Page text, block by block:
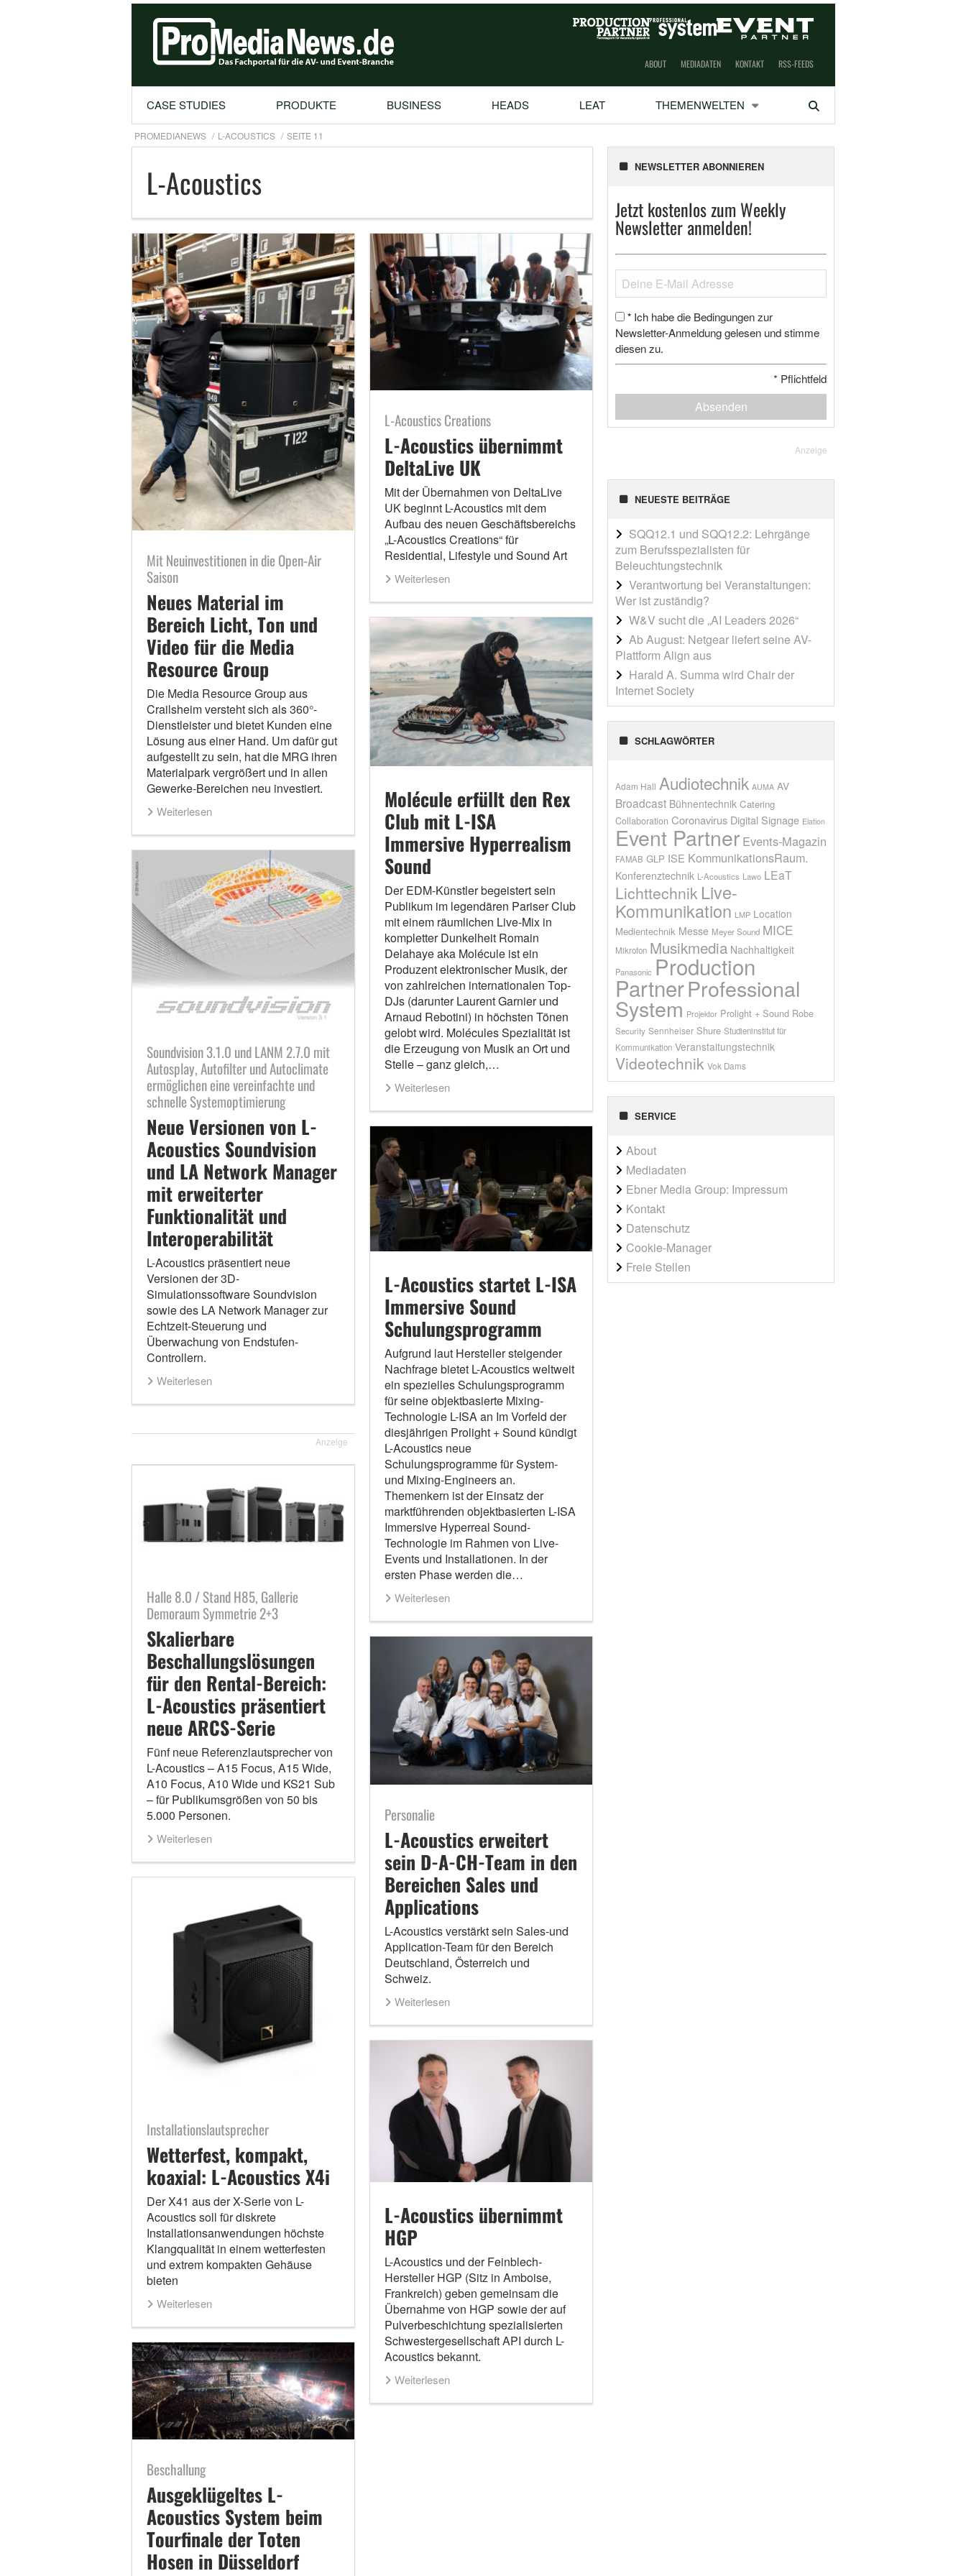
ABOUT MEDIADATEN KONTAKT RSS-FEEDS
CASE STUDIES PRODUKTE BUSINESS HEADS LEAT THEMENWELTEN Suchen
PROMEDIANEWS L-ACOUSTICS SEITE 11
L-Acoustics
Mit Neuinvestitionen in die Open-Air
Saison
Neues Material im
Bereich Licht, Ton und
Video für die Media
Resource Group
Die Media Resource Group aus
Crailsheim versteht sich als 360°-
Dienstleister und bietet Kunden eine
Lösung aus einer Hand. Um dafür gut
aufgestellt zu sein, hat die MRG ihren
Materialpark vergrößert und in allen
Gewerke-Bereichen neu investiert.
Weiterlesen
Soundvision 3.1.0 und LANM 2.7.0 mit
Autosplay, Autofilter und Autoclimate
ermöglichen eine vereinfachte und
schnelle Systemoptimierung
Neue Versionen von L-
Acoustics Soundvision
und LA Network Manager
mit erweiterter
Funktionalität und
Interoperabilität
L-Acoustics präsentiert neue
Versionen der 3D-
Simulationssoftware Soundvision
sowie des LA Network Manager zur
Echtzeit-Steuerung und
Überwachung von Endstufen-
Controllern.
Weiterlesen
L-Acoustics Creations
L-Acoustics übernimmt
DeltaLive UK
Mit der Übernahmen von DeltaLive
UK beginnt L-Acoustics mit dem
Aufbau des neuen Geschäftsbereichs
„L-Acoustics Creations“ für
Residential, Lifestyle und Sound Art
Weiterlesen
Anzeige
Molécule erfüllt den Rex
Club mit L-ISA
Immersive Hyperrealism
Sound
Der EDM-Künstler begeistert sein
Publikum im legendären Pariser Club
mit einem räumlichen Live-Mix in
kompletter Dunkelheit Romain
Delahaye aka Molécule ist ein
Produzent elektronischer Musik, der
von zahlreichen internationalen Top-
DJs (darunter Laurent Garnier und
Arnaud Rebotini) in höchsten Tönen
gelobt wird. Molécules Spezialität ist
die Erzeugung von Musik an Ort und
Stelle – ganz gleich,…
Weiterlesen
Halle 8.0 / Stand H85, Gallerie
Demoraum Symmetrie 2+3
Skalierbare
Beschallungslösungen
für den Rental-Bereich:
L-Acoustics präsentiert
neue ARCS-Serie
Fünf neue Referenzlautsprecher von
L-Acoustics – A15 Focus, A15 Wide,
A10 Focus, A10 Wide und KS21 Sub
– für Publikumsgrößen von 50 bis
5.000 Personen.
Weiterlesen
L-Acoustics startet L-ISA
Immersive Sound
Schulungsprogramm
Aufgrund laut Hersteller steigender
Nachfrage bietet L-Acoustics weltweit
ein spezielles Schulungsprogramm
für seine objektbasierte Mixing-
Technologie L-ISA an Im Vorfeld der
diesjährigen Prolight + Sound kündigt
L-Acoustics neue
Schulungsprogramme für System-
und Mixing-Engineers an.
Themenkern ist der Einsatz der
marktführenden objektbasierten L-ISA
Immersive Hyperreal Sound-
Technologie im Rahmen von Live-
Events und Installationen. In der
ersten Phase werden die…
Weiterlesen
Installationslautsprecher
Wetterfest, kompakt,
koaxial: L-Acoustics X4i
Der X41 aus der X-Serie von L-
Acoustics soll für diskrete
Installationsanwendungen höchste
Klangqualität in einem wetterfesten
und extrem kompakten Gehäuse
bieten
Weiterlesen
Personalie
L-Acoustics erweitert
sein D-A-CH-Team in den
Bereichen Sales und
Applications
L-Acoustics verstärkt sein Sales-und
Application-Team für den Bereich
Deutschland, Österreich und
Schweiz.
Weiterlesen
Beschallung
Ausgeklügeltes L-
Acoustics System beim
Tourfinale der Toten
Hosen in Düsseldorf
L-Acoustics übernimmt
HGP
L-Acoustics und der Feinblech-
Hersteller HGP (Sitz in Amboise,
Frankreich) geben gemeinsam die
Übernahme von HGP sowie der auf
Pulverbeschichtung spezialisierten
Schwestergesellschaft API durch L-
Acoustics bekannt.
Weiterlesen
NEWSLETTER ABONNIEREN
Jetzt kostenlos zum Weekly
Newsletter anmelden!
* Ich habe die Bedingungen zur
Newsletter-Anmeldung gelesen und stimme
diesen zu.
* Pflichtfeld
Absenden
Anzeige
NEUESTE BEITRÄGE
SQQ12.1 und SQQ12.2: Lehrgänge
zum Berufsspezialisten für
Beleuchtungstechnik
Verantwortung bei Veranstaltungen:
Wer ist zuständig?
W&V sucht die „AI Leaders 2026“
Ab August: Netgear liefert seine AV-
Plattform Align aus
Harald A. Summa wird Chair der
Internet Society
SCHLAGWÖRTER
Adam Hall Audiotechnik AUMA AV
Broadcast Bühnentechnik Catering
Collaboration Coronavirus Digital Signage Elation
Event Partner Events-Magazin
FAMAB GLP ISE KommunikationsRaum.
Konferenztechnik L-Acoustics Lawo LEaT
Lichttechnik Live-
Kommunikation LMP Location
Medientechnik Messe Meyer Sound MICE
Mikrofon Musikmedia Nachhaltigkeit
Panasonic Production
PartnerProfessional
System Projektor Prolight + Sound Robe
Security Sennheiser Shure Studieninstitut für
Kommunikation Veranstaltungstechnik
Videotechnik Vok Dams
SERVICE
About
Mediadaten
Ebner Media Group: Impressum
Kontakt
Datenschutz
Cookie-Manager
Freie Stellen